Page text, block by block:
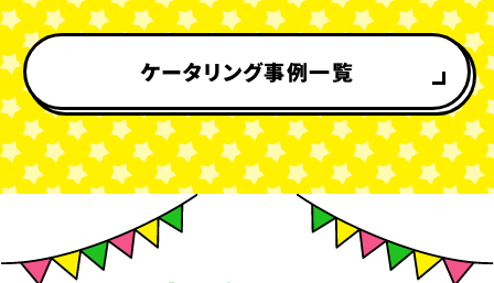
ケータリング事例一覧